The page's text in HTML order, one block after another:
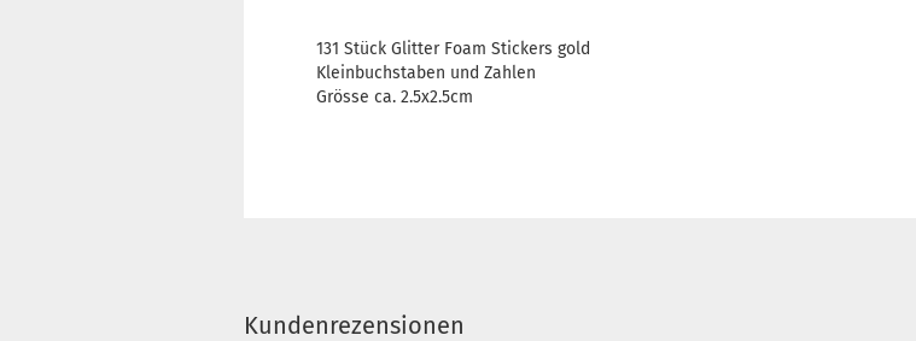
131 Stück Glitter Foam Stickers gold
Kleinbuchstaben und Zahlen
Grösse ca. 2.5x2.5cm
Kundenrezensionen